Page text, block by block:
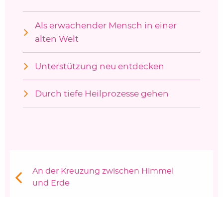
Als erwachender Mensch in einer
alten Welt
Unterstützung neu entdecken
Durch tiefe Heilprozesse gehen
Vorheriger Beitrag:
An der Kreuzung zwischen Himmel
und Erde